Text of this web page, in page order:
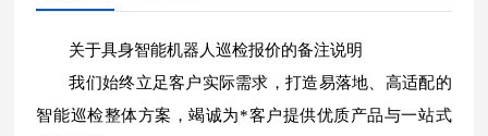
关于具身智能机器人巡检报价的备注说明
我们始终立足客户实际需求，打造易落地、高适配的
智能巡检整体方案，竭诚为*客户提供优质产品与一站式